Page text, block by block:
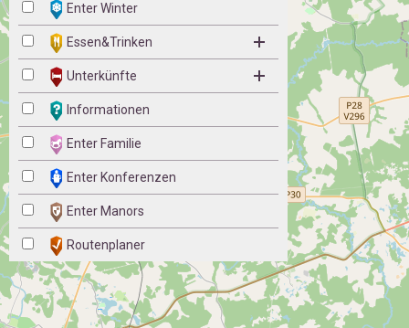
Enter Winter
Essen&Trinken
Unterkünfte
Informationen
Enter Familie
Enter Konferenzen
Enter Manors
Routenplaner